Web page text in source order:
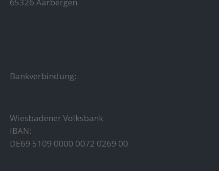
Bankverbindung:
Wiesbadener Volksbank
IBAN:
DE69 5109 0000 0072 0269 00